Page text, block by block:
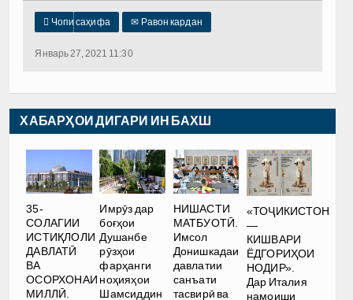
 Чопи саҳифа ✉ Равон кардан
Январь 27, 2021 11:30
ХАБАРҲОИ ДИГАРИ ИН БАХШ
35-
СОЛАГИИ
ИСТИҚЛОЛИ
ДАВЛАТӢ
ВА
ОСОРХОНАИ
МИЛЛӢ.
Имрӯз дар
боғҳои
Душанбе
рӯзҳои
фарҳанги
ноҳияҳои
Шамсиддин
НИШАСТИ
МАТБУОТӢ.
Имсол
Донишкадаи
давлатии
санъати
тасвирӣ ва
«ТОҶИКИСТОН
—
КИШВАРИ
ЁДГОРИҲОИ
НОДИР».
Дар Италия
намоиши